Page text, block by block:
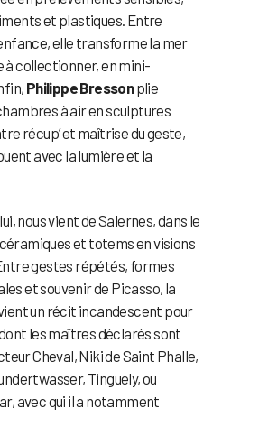
et plastiques. Entre
elle transforme la mer
à collectionner, en mini-
Philippe Bressonplie
à air en sculptures
récup’ et maîtrise du geste,
avec la lumière et la
nous vient de Salernes, dans le
et totems en visions
gestes répétés, formes
et souvenir de Picasso, la
un récit incandescent pour
les maîtres déclarés sont
Cheval, Niki de Saint Phalle,
Tinguely, ou
avec qui il a notamment